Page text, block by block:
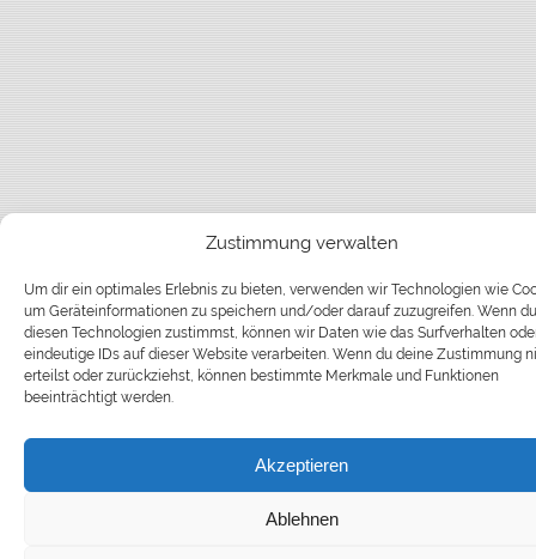
Zustimmung verwalten
Um dir ein optimales Erlebnis zu bieten, verwenden wir Technologien wie
um Geräteinformationen zu speichern und/oder darauf zuzugreifen. Wenn du
diesen Technologien zustimmst, können wir Daten wie das Surfverhalten
eindeutige IDs auf dieser Website verarbeiten. Wenn du deine Zustimmung
erteilst oder zurückziehst, können bestimmte Merkmale und Funktionen
beeinträchtigt werden.
Akzeptieren
Ablehnen